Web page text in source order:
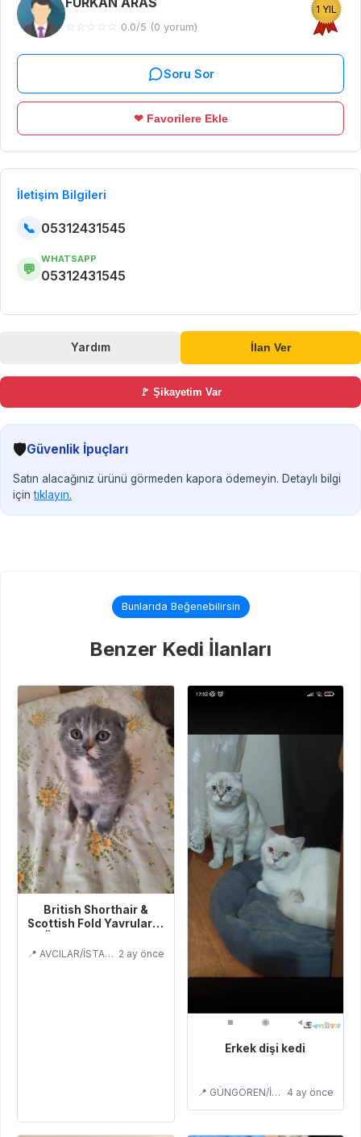
☆ ☆ ☆ ☆ ☆ 0.0/5 (0 yorum)
1 YIL
Soru Sor
❤ Favorilere Ekle
İletişim Bilgileri
📞 05312431545
💬
WHATSAPP
05312431545
Yardım İlan Ver
🚩 Şikayetim Var
🛡️Güvenlik İpuçları
Satın alacağınız ürünü görmeden kapora ödemeyin. Detaylı bilgi
içintıklayın.
Bunlarıda Beğenebilirsin
Benzer Kedi İlanları
British Shorthair &
Scottish Fold Yavruları –
📍 AVCILAR/İSTANBUL 2 ay önce
Erkek dişi kedi
📍 GÜNGÖREN/İSTANBUL 4 ay önce